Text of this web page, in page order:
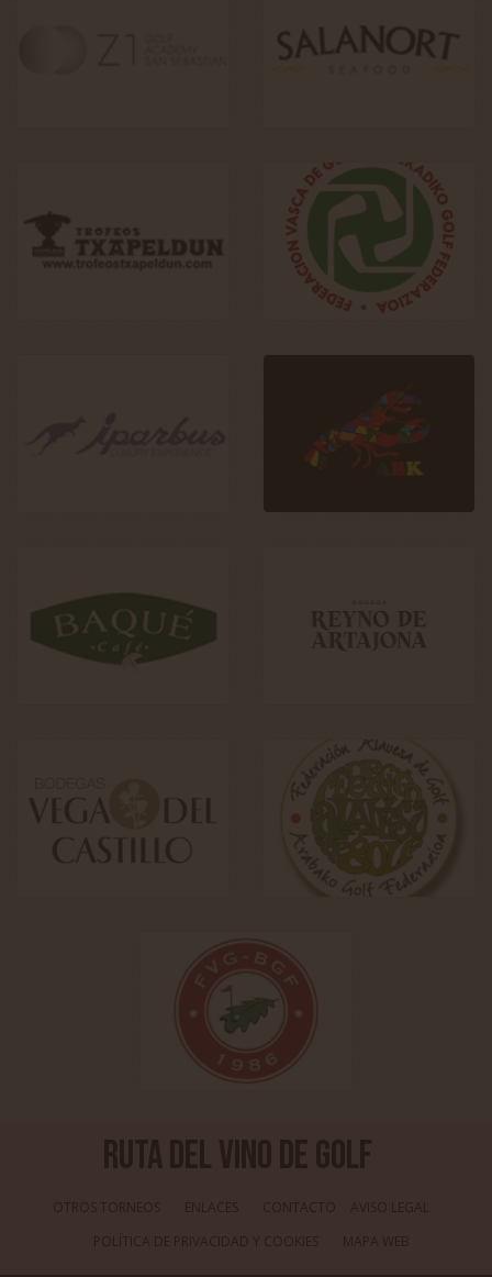
Ruta del Vino de Golf
OTROS TORNEOS ENLACES CONTACTO
AVISO LEGAL
POLÍTICA DE PRIVACIDAD Y COOKIES
MAPA WEB